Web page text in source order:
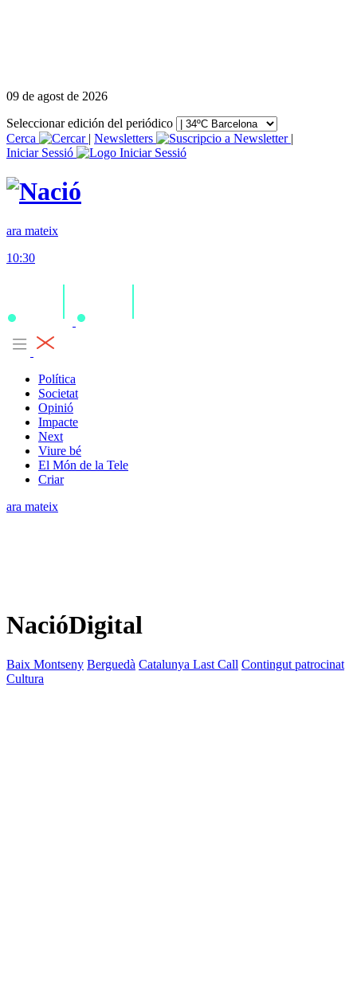
09 de agost de 2026
Seleccionar edición del periódico
Cerca
| Newsletters
|
Iniciar Sessió
ara mateix
10:30
Política
Societat
Opinió
Impacte
Next
Viure bé
El Món de la Tele
Criar
ara mateix
NacióDigital
Baix Montseny Berguedà Catalunya Last Call Contingut patrocinat
Cultura